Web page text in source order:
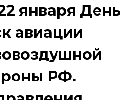
января День
авиации
РФ.